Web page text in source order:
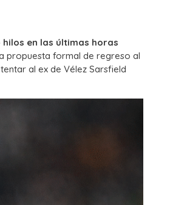
en las últimas horas
propuesta formal de regreso al
al ex de Vélez Sarsfield